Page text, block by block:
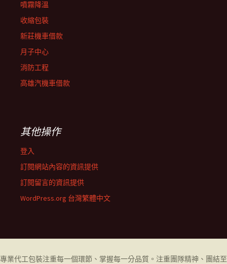
噴霧降溫
收縮包裝
新莊機車借款
月子中心
消防工程
高雄汽機車借款
其他操作
登入
訂閱網站內容的資訊提供
訂閱留言的資訊提供
WordPress.org 台灣繁體中文
專業代工包裝注重每一個環節、掌握每一分品質。注重團隊精神、團結至